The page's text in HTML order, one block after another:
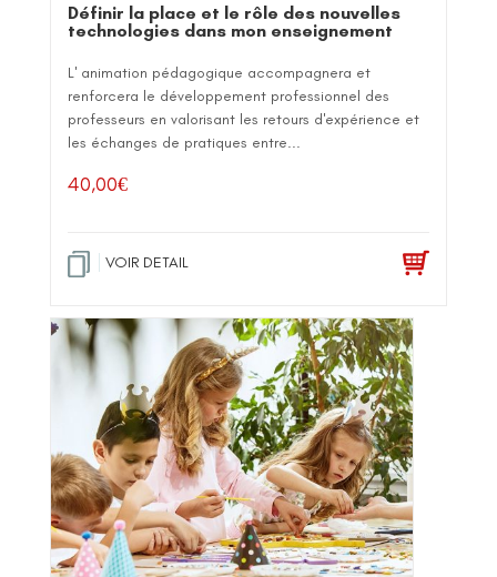
Définir la place et le rôle des nouvelles
technologies dans mon enseignement
L' animation pédagogique accompagnera et
renforcera le développement professionnel des
professeurs en valorisant les retours d'expérience et
les échanges de pratiques entre...
40,00€
VOIR DETAIL